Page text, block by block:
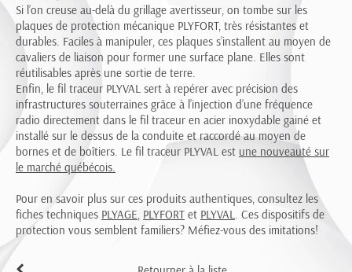
Si l’on creuse au-delà du grillage avertisseur, on tombe sur les
plaques de protection mécanique PLYFORT, très résistantes et
durables. Faciles à manipuler, ces plaques s’installent au moyen de
cavaliers de liaison pour former une surface plane. Elles sont
réutilisables après une sortie de terre.
Enfin, le fil traceur PLYVAL sert à repérer avec précision des
infrastructures souterraines grâce à l’injection d’une fréquence
radio directement dans le fil traceur en acier inoxydable gainé et
installé sur le dessus de la conduite et raccordé au moyen de
bornes et de boîtiers. Le fil traceur PLYVAL est une nouveauté sur
le marché québécois.
Pour en savoir plus sur ces produits authentiques, consultez les
fiches techniques PLYAGE, PLYFORT et PLYVAL. Ces dispositifs de
protection vous semblent familiers? Méfiez-vous des imitations!